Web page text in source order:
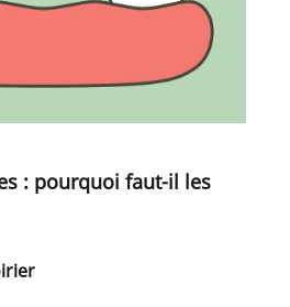
: pourquoi faut-il les